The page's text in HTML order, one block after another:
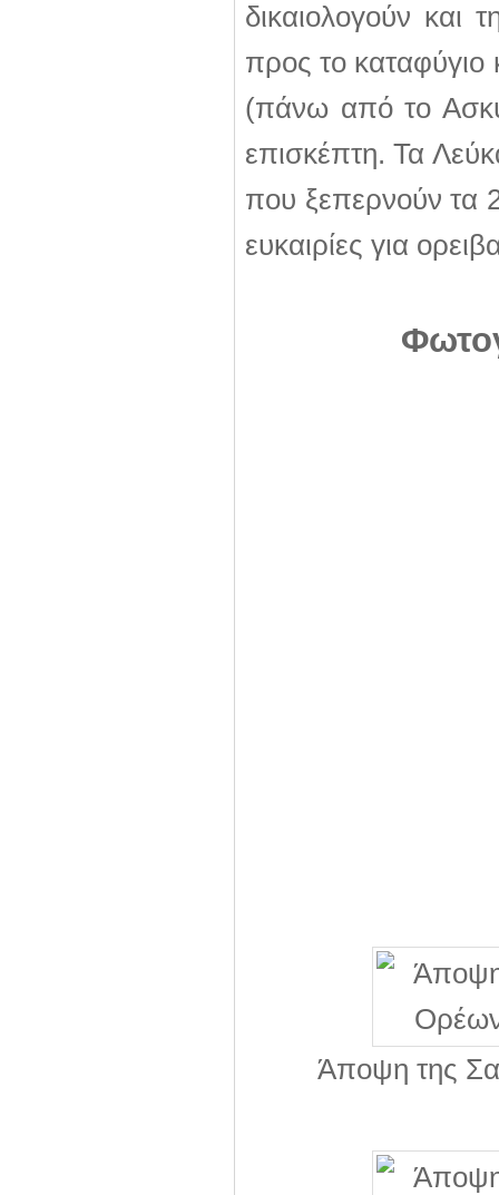
δικαιολογούν και
προς το καταφύγιο
(πάνω από το
επισκέπτη. Τα
που ξεπερνούν τα
ευκαιρίες για
Άποψη της